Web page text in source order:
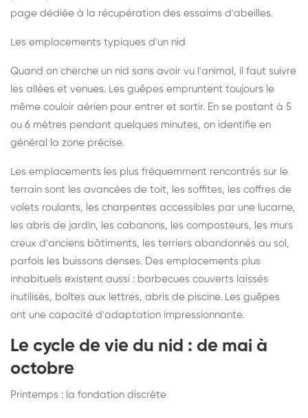
page dédiée à la récupération des essaims d'abeilles.
Les emplacements typiques d'un nid
Quand on cherche un nid sans avoir vu l'animal, il faut suivre
les allées et venues. Les guêpes empruntent toujours le
même couloir aérien pour entrer et sortir. En se postant à 5
ou 6 mètres pendant quelques minutes, on identifie en
général la zone précise.
Les emplacements les plus fréquemment rencontrés sur le
terrain sont les avancées de toit, les soffites, les coffres de
volets roulants, les charpentes accessibles par une lucarne,
les abris de jardin, les cabanons, les composteurs, les murs
creux d'anciens bâtiments, les terriers abandonnés au sol,
parfois les buissons denses. Des emplacements plus
inhabituels existent aussi : barbecues couverts laissés
inutilisés, boîtes aux lettres, abris de piscine. Les guêpes
ont une capacité d'adaptation impressionnante.
Le cycle de vie du nid : de mai à
octobre
Printemps : la fondation discrète